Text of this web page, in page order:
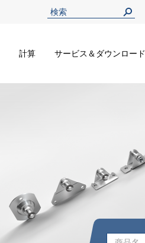
計算 サービス＆ダウンロード